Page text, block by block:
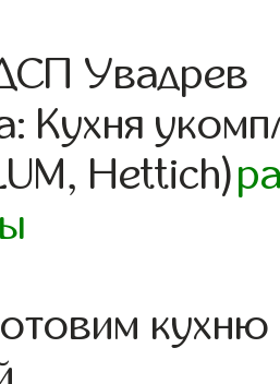
Увадрев
Кухня
Hettich)